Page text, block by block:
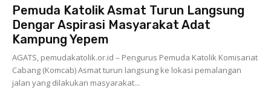
Pemuda Katolik Asmat Turun Langsung
Dengar Aspirasi Masyarakat Adat
Kampung Yepem
AGATS, pemudakatolik.or.id – Pengurus Pemuda Katolik Komisariat
Cabang (Komcab) Asmat turun langsung ke lokasi pemalangan
jalan yang dilakukan masyarakat...